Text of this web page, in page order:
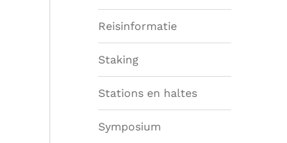
Reisinformatie
Staking
Stations en haltes
Symposium